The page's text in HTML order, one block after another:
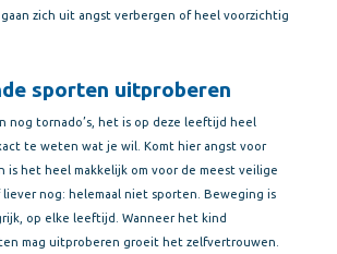
zich uit angst verbergen of heel voorzichtig
sporten uitproberen
nog tornado’s, het is op deze leeftijd heel
te weten wat je wil. Komt hier angst voor
is het heel makkelijk om voor de meest veilige
nog: helemaal niet sporten. Beweging is
op elke leeftijd. Wanneer het kind
mag uitproberen groeit het zelfvertrouwen.